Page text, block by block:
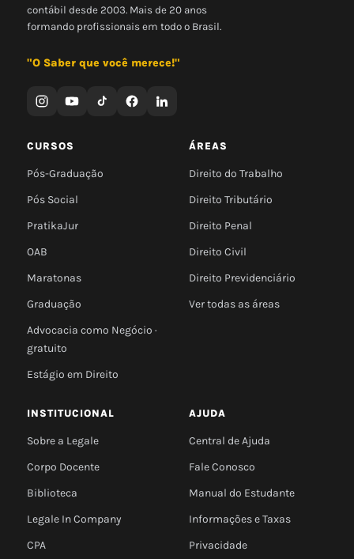
contábil desde 2003. Mais de 20 anos
formando profissionais em todo o Brasil.
"O Saber que você merece!"
CURSOS
Pós-Graduação
Pós Social
PratikaJur
OAB
Maratonas
Graduação
Advocacia como Negócio ·
gratuito
Estágio em Direito
ÁREAS
Direito do Trabalho
Direito Tributário
Direito Penal
Direito Civil
Direito Previdenciário
Ver todas as áreas
INSTITUCIONAL
Sobre a Legale
Corpo Docente
Biblioteca
Legale In Company
CPA
AJUDA
Central de Ajuda
Fale Conosco
Manual do Estudante
Informações e Taxas
Privacidade